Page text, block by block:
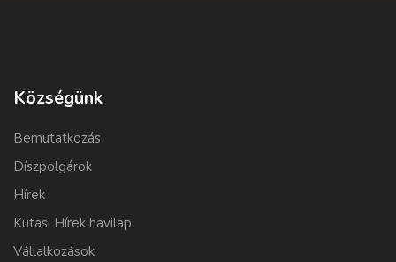
Községünk
Bemutatkozás
Díszpolgárok
Hírek
Kutasi Hírek havilap
Vállalkozások